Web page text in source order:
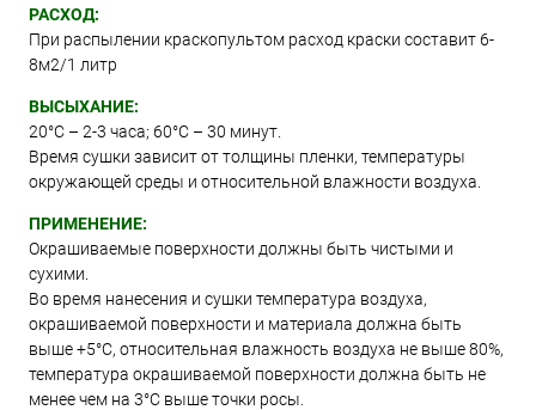
РАСХОД:
При распылении краскопультом расход краски составит 6-
8м2/1 литр
ВЫСЫХАНИЕ:
20°С – 2-3 часа; 60°С – 30 минут.
Время сушки зависит от толщины пленки, температуры
окружающей среды и относительной влажности воздуха.
ПРИМЕНЕНИЕ:
Окрашиваемые поверхности должны быть чистыми и
сухими.
Во время нанесения и сушки температура воздуха,
окрашиваемой поверхности и материала должна быть
выше +5°C, относительная влажность воздуха не выше 80%,
температура окрашиваемой поверхности должна быть не
менее чем на 3°C выше точки росы.